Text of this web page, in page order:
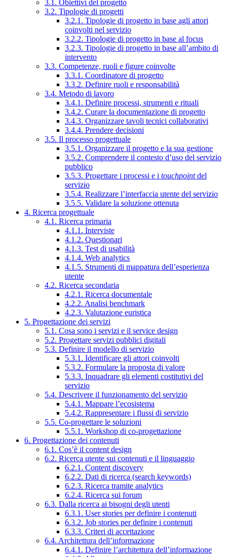
3.1. Obiettivi del progetto
3.2. Tipologie di progetti
3.2.1. Tipologie di progetto in base agli attori
coinvolti nel servizio
3.2.2. Tipologie di progetto in base al focus
3.2.3. Tipologie di progetto in base all’ambito di
intervento
3.3. Competenze, ruoli e figure coinvolte
3.3.1. Coordinatore di progetto
3.3.2. Definire ruoli e responsabilità
3.4. Metodo di lavoro
3.4.1. Definire processi, strumenti e rituali
3.4.2. Curare la documentazione di progetto
3.4.3. Organizzare tavoli tecnici collaborativi
3.4.4. Prendere decisioni
3.5. Il processo progettuale
3.5.1. Organizzare il progetto e la sua gestione
3.5.2. Comprendere il contesto d’uso del servizio
pubblico
3.5.3. Progettare i processi e i touchpointdel
servizio
3.5.4. Realizzare l’interfaccia utente del servizio
3.5.5. Validare la soluzione ottenuta
4. Ricerca progettuale
4.1. Ricerca primaria
4.1.1. Interviste
4.1.2. Questionari
4.1.3. Test di usabilità
4.1.4. Web analytics
4.1.5. Strumenti di mappatura dell’esperienza
utente
4.2. Ricerca secondaria
4.2.1. Ricerca documentale
4.2.2. Analisi benchmark
4.2.3. Valutazione euristica
5. Progettazione dei servizi
5.1. Cosa sono i servizi e il service design
5.2. Progettare servizi pubblici digitali
5.3. Definire il modello di servizio
5.3.1. Identificare gli attori coinvolti
5.3.2. Formulare la proposta di valore
5.3.3. Inquadrare gli elementi costitutivi del
servizio
5.4. Descrivere il funzionamento del servizio
5.4.1. Mappare l’ecosistema
5.4.2. Rappresentare i flussi di servizio
5.5. Co-progettare le soluzioni
5.5.1. Workshop di co-progettazione
6. Progettazione dei contenuti
6.1. Cos’è il content design
6.2. Ricerca utente sui contenuti e il linguaggio
6.2.1. Content discovery
6.2.2. Dati di ricerca (search keywords)
6.2.3. Ricerca tramite analytics
6.2.4. Ricerca sui forum
6.3. Dalla ricerca ai bisogni degli utenti
6.3.1. User stories per definire i contenuti
6.3.2. Job stories per definire i contenuti
6.3.3. Criteri di accettazione
6.4. Architettura dell’informazione
6.4.1. Definire l’architettura dell’informazione